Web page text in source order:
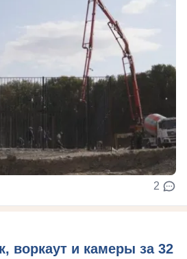
2
воркаут и камеры за 32